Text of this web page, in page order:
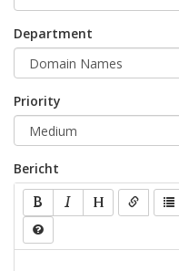
Department
Priority
Bericht